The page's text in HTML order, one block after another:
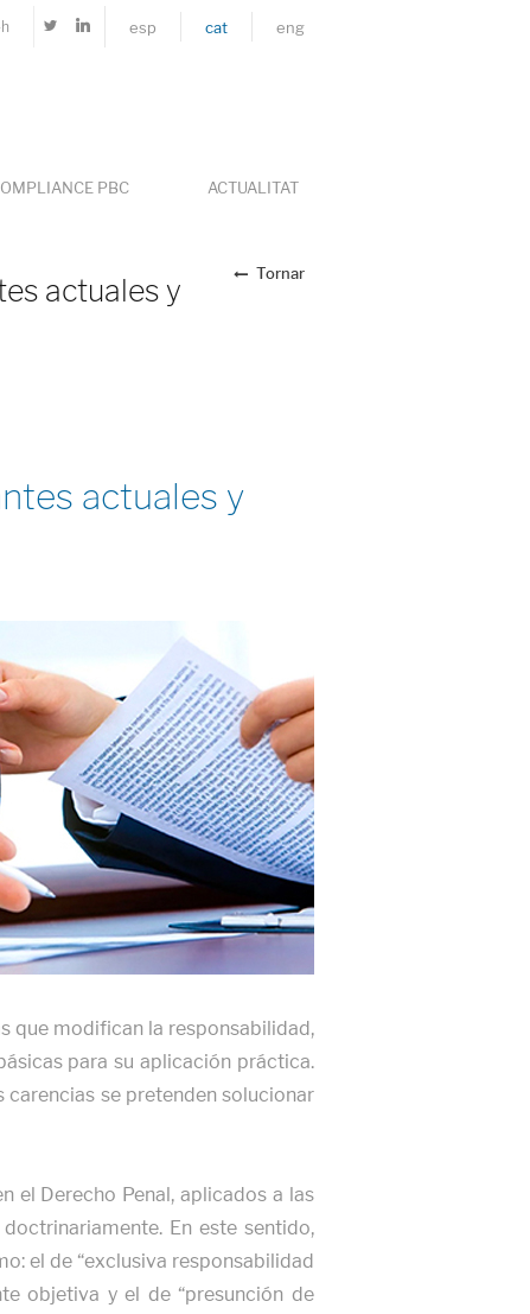
esp cat eng
PBC ACTUALITAT
Tornar
actuales y
actuales y
que modifican la responsabilidad,
para su aplicación práctica.
se pretenden solucionar
el Derecho Penal, aplicados a las
En este sentido,
el de “exclusiva responsabilidad
objetiva y el de “presunción de